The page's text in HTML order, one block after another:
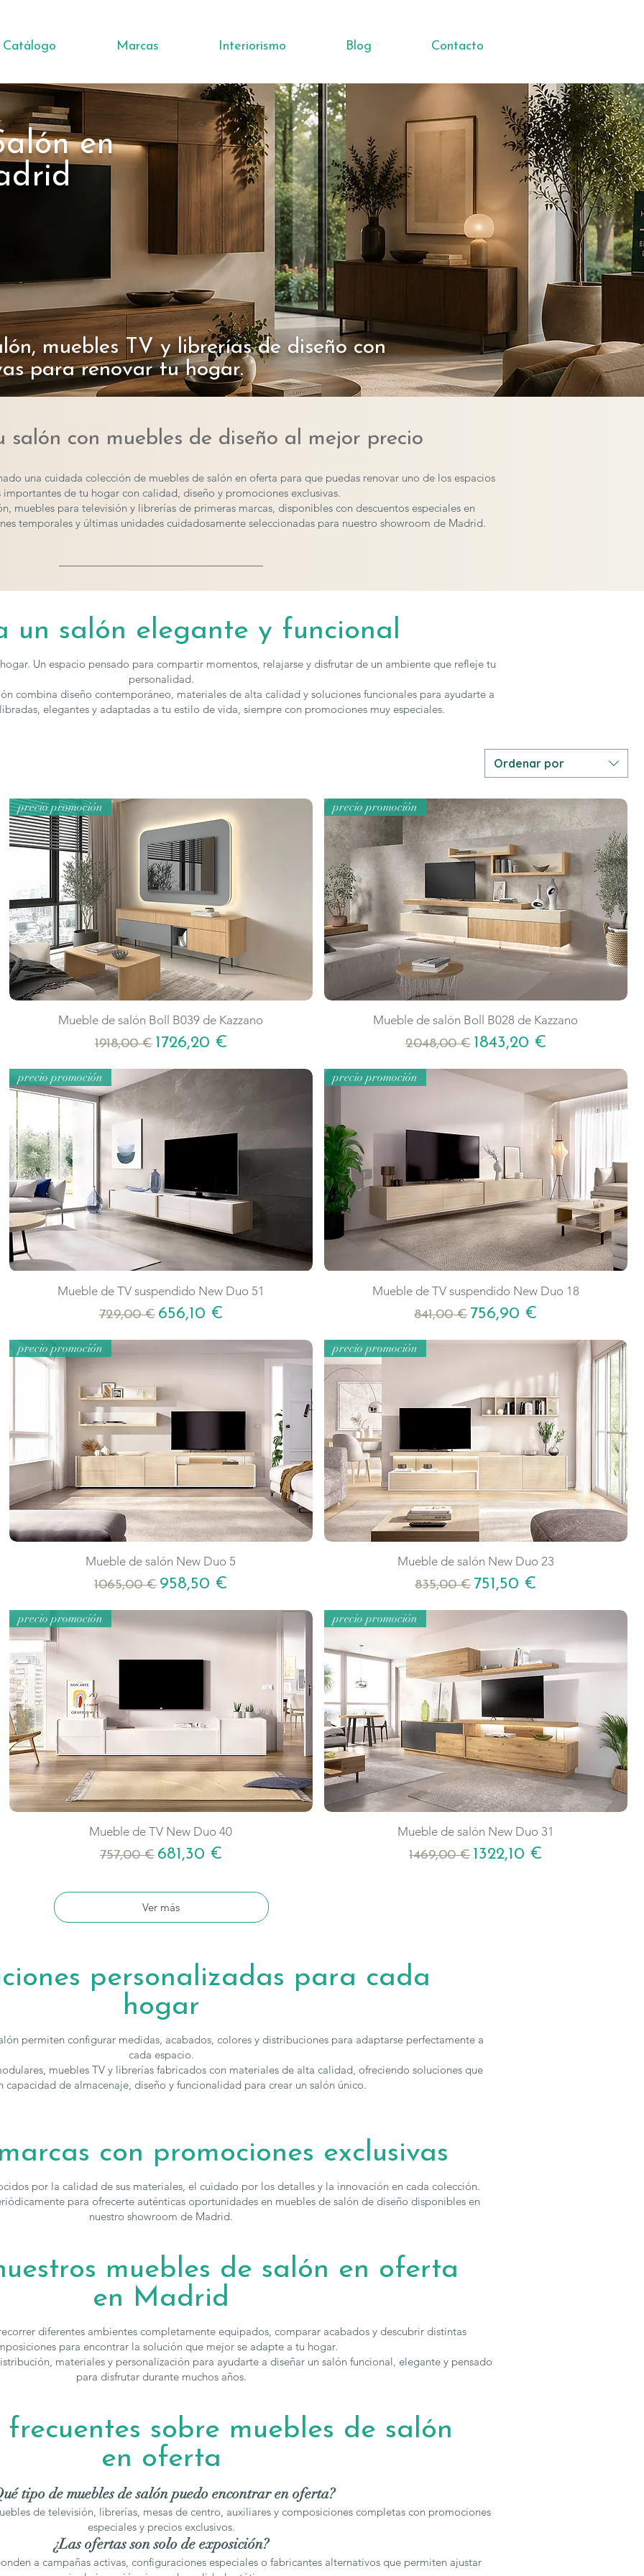
Catálogo Marcas Interiorismo Blog Contacto
en
muebles TV y librerías de diseño con
para renovar tu hogar.
salón con muebles de diseño al mejor precio
una cuidada colección de muebles de salón en oferta para que puedas renovar uno de los espacios
importantes de tu hogar con calidad, diseño y promociones exclusivas.
muebles para televisión y librerías de primeras marcas, disponibles con descuentos especiales en
temporales y últimas unidades cuidadosamente seleccionadas para nuestro showroom de Madrid.
un salón elegante y funcional
Un espacio pensado para compartir momentos, relajarse y disfrutar de un ambiente que refleje tu
personalidad.
combina diseño contemporáneo, materiales de alta calidad y soluciones funcionales para ayudarte a
elegantes y adaptadas a tu estilo de vida, siempre con promociones muy especiales.
Ordenar por
precio promoción
Mueble de salón Boll B039 de Kazzano
Precio
1918,00 € Precio de oferta
1726,20 €
precio promoción
Mueble de salón Boll B028 de Kazzano
Precio
2048,00 € Precio de oferta
1843,20 €
precio promoción
Mueble de TV suspendido New Duo 51
Precio
729,00 € Precio de oferta
656,10 €
precio promoción
Mueble de TV suspendido New Duo 18
Precio
841,00 € Precio de oferta
756,90 €
precio promoción
Mueble de salón New Duo 5
Precio
1065,00 € Precio de oferta
958,50 €
precio promoción
Mueble de salón New Duo 23
Precio
835,00 € Precio de oferta
751,50 €
precio promoción
Mueble de TV New Duo 40
Precio
757,00 € Precio de oferta
681,30 €
precio promoción
Mueble de salón New Duo 31
Precio
1469,00 € Precio de oferta
1322,10 €
Ver más
personalizadas para cada
hogar
permiten configurar medidas, acabados, colores y distribuciones para adaptarse perfectamente a
cada espacio.
muebles TV y librerías fabricados con materiales de alta calidad, ofreciendo soluciones que
capacidad de almacenaje, diseño y funcionalidad para crear un salón único.
con promociones exclusivas
por la calidad de sus materiales, el cuidado por los detalles y la innovación en cada colección.
para ofrecerte auténticas oportunidades en muebles de salón de diseño disponibles en
nuestro showroom de Madrid.
muebles de salón en oferta
en Madrid
diferentes ambientes completamente equipados, comparar acabados y descubrir distintas
para encontrar la solución que mejor se adapte a tu hogar.
materiales y personalización para ayudarte a diseñar un salón funcional, elegante y pensado
para disfrutar durante muchos años.
frecuentes sobre muebles de salón
en oferta
tipo de muebles de salón puedo encontrar en oferta?
de televisión, librerías, mesas de centro, auxiliares y composiciones completas con promociones
especiales y precios exclusivos.
¿Las ofertas son solo de exposición?
a campañas activas, configuraciones especiales o fabricantes alternativos que permiten ajustar